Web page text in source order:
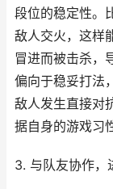
段位的稳定性。
敌人交火，这样
冒进而被击杀，
偏向于稳妥打法
敌人发生直接对
据自身的游戏习
3. 与队友协作，